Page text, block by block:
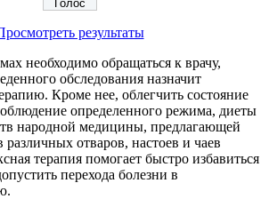
результаты
необходимо обращаться к врачу,
обследования назначит
Кроме нее, облегчить состояние
определенного режима, диеты
народной медицины, предлагающей
отваров, настоев и чаев
терапия помогает быстро избавиться
перехода болезни в